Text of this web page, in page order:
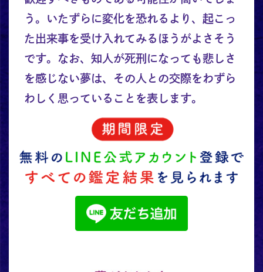
う。いたずらに変化を恐れるより、起こっ
た出来事を受け入れてみるほうがよさそう
です。なお、知人が死刑になっても悲しさ
を感じない夢は、その人との交際をわずら
わしく思っていることを表します。